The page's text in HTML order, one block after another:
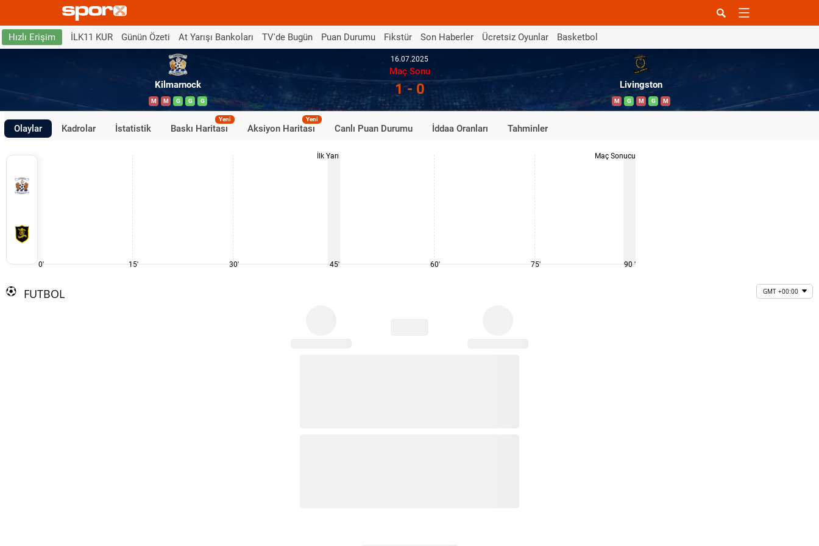
Hızlı Erişim İLK11 KUR Günün Özeti At Yarışı Bankoları TV'de Bugün Puan Durumu Fikstür Son Haberler Ücretsiz Oyunlar Basketbol
Kilmarnock
M M G G G
16.07.2025
Maç Sonu
1 - 0 Livingston
M G M G M
Olaylar Kadrolar İstatistik Baskı Haritası
Yeni
Aksiyon Haritası
Yeni
Canlı Puan Durumu İddaa Oranları Tahminler
0' 15' 30'
İlk Yarı
45' 60' 75'
Maç Sonucu
90 '
FUTBOL GMT +00:00